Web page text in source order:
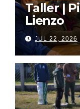
Taller |
Lienzo
JUL 22, 2026